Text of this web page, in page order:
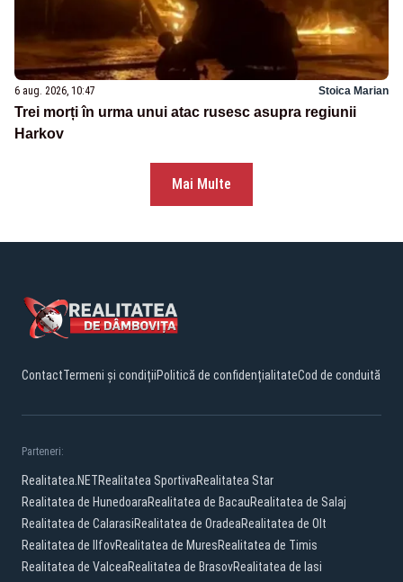
6 aug. 2026, 10:47 Stoica Marian
Trei morți în urma unui atac rusesc asupra regiunii
Harkov
Mai Multe
ContactTermeni și condițiiPolitică de confidențialitateCod de conduită
Parteneri:
Realitatea.NETRealitatea SportivaRealitatea Star
Realitatea de HunedoaraRealitatea de BacauRealitatea de Salaj
Realitatea de CalarasiRealitatea de OradeaRealitatea de Olt
Realitatea de IlfovRealitatea de MuresRealitatea de Timis
Realitatea de ValceaRealitatea de BrasovRealitatea de Iasi